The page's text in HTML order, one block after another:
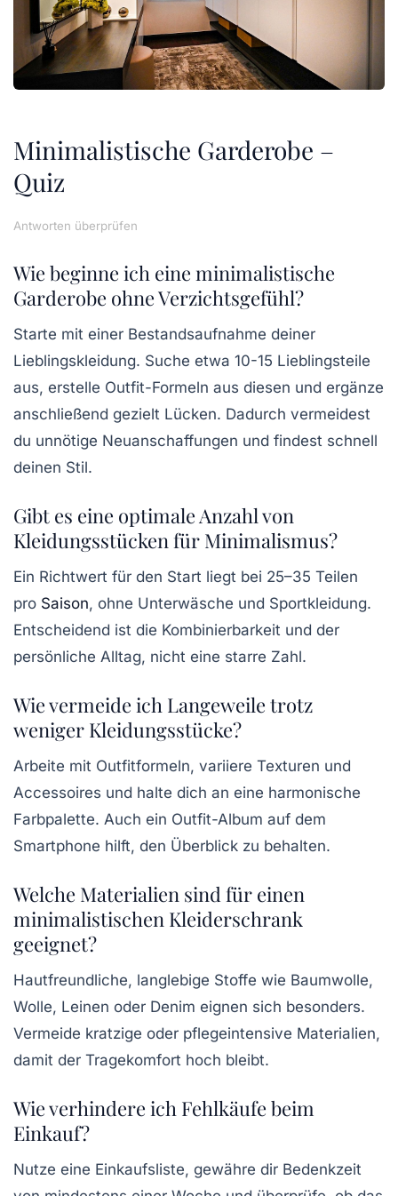
Minimalistische Garderobe –
Quiz
Antworten überprüfen
Wie beginne ich eine minimalistische
Garderobe ohne Verzichtsgefühl?
Starte mit einer Bestandsaufnahme deiner
Lieblingskleidung. Suche etwa 10-15 Lieblingsteile
aus, erstelle Outfit-Formeln aus diesen und ergänze
anschließend gezielt Lücken. Dadurch vermeidest
du unnötige Neuanschaffungen und findest schnell
deinen Stil.
Gibt es eine optimale Anzahl von
Kleidungsstücken für Minimalismus?
Ein Richtwert für den Start liegt bei 25–35 Teilen
pro Saison, ohne Unterwäsche und Sportkleidung.
Entscheidend ist die Kombinierbarkeit und der
persönliche Alltag, nicht eine starre Zahl.
Wie vermeide ich Langeweile trotz
weniger Kleidungsstücke?
Arbeite mit Outfitformeln, variiere Texturen und
Accessoires und halte dich an eine harmonische
Farbpalette. Auch ein Outfit-Album auf dem
Smartphone hilft, den Überblick zu behalten.
Welche Materialien sind für einen
minimalistischen Kleiderschrank
geeignet?
Hautfreundliche, langlebige Stoffe wie Baumwolle,
Wolle, Leinen oder Denim eignen sich besonders.
Vermeide kratzige oder pflegeintensive Materialien,
damit der Tragekomfort hoch bleibt.
Wie verhindere ich Fehlkäufe beim
Einkauf?
Nutze eine Einkaufsliste, gewähre dir Bedenkzeit